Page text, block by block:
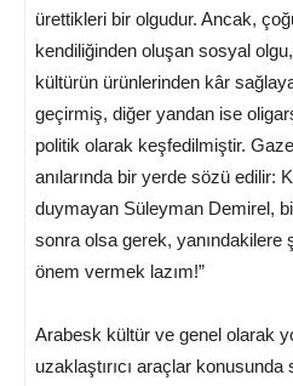
ürettikleri bir olgudur. Ancak,
kendiliğinden oluşan sosyal
kültürün ürünlerinden kâr
geçirmiş, diğer yandan ise
politik olarak keşfedilmiştir.
anılarında bir yerde sözü edilir:
duymayan Süleyman Demirel,
sonra olsa gerek, yanındakilere
önem vermek lazım!”
Arabesk kültür ve genel olarak
uzaklaştırıcı araçlar